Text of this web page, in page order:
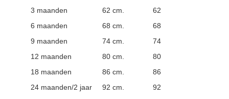
3 maanden
62 cm.
62
6 maanden
68 cm.
68
9 maanden
74 cm.
74
12 maanden
80 cm.
80
18 maanden
86 cm.
86
24 maanden/2 jaar
92 cm.
92